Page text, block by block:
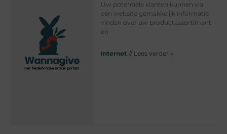
Uw potentiële klanten kunnen via
een website gemakkelijk informatie
vinden over uw productassortiment
en
Internet // Lees verder »